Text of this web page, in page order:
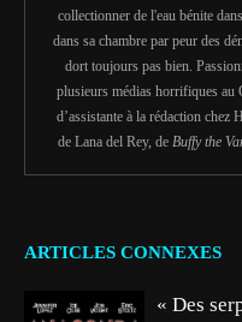
collectionner de l'eau bénite
dans sa chambre par peur des
dort toujours pas bien.
plusieurs médias horrifiques au
d’assistante à la rédaction chez
de Lana del Rey, de Buffy the
ARTICLES CONNEXES
« Des